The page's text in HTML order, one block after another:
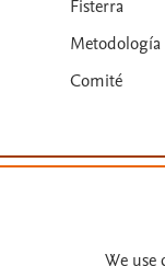
Fisterra
Metodología
Comité
We use